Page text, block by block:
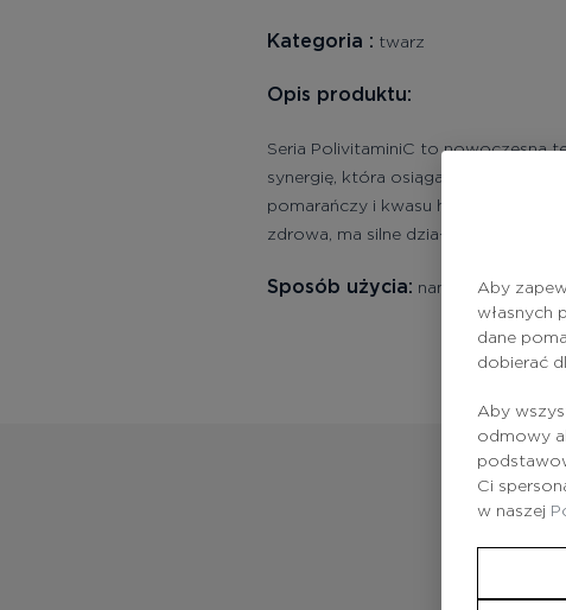
Kategoria : twarz
Opis produktu:
Seria PolivitaminiC to nowoczesna
synergię, która osiąga doskonałe
pomarańczy i kwasu
zdrowa, ma silne działanie
Sposób użycia: nanieśćAby
własnych
dane
dobierać
Aby
odmowy
Ci
w naszej